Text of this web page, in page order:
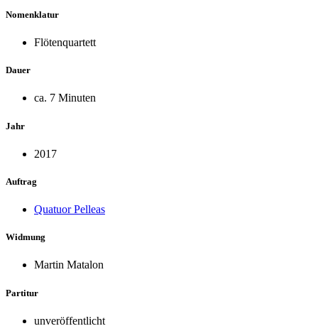
Nomenklatur
Flötenquartett
Dauer
ca. 7 Minuten
Jahr
2017
Auftrag
Quatuor Pelleas
Widmung
Martin Matalon
Partitur
unveröffentlicht